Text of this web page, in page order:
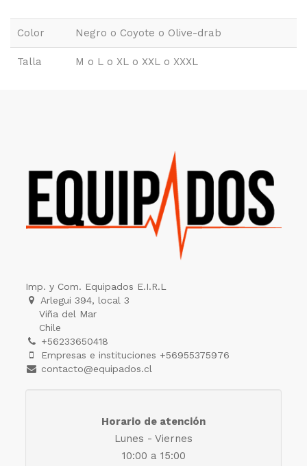
Color Negro o Coyote o Olive-drab
Talla M o L o XL o XXL o XXXL
Imp. y Com. Equipados E.I.R.L
Arlegui 394, local 3
Viña del Mar
Chile
+56233650418
Empresas e instituciones +56955375976
contacto@equipados.cl
Horario de atención
Lunes - Viernes
10:00 a 15:00